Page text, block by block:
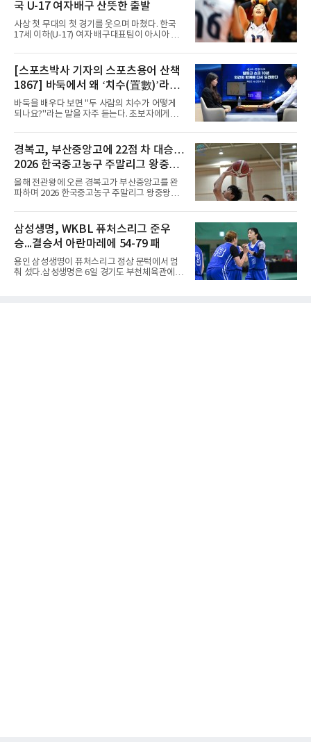
2021년이다. V리그 흥국생명 소속이던 당시 중
학교 시절 학교 폭력을 행사했다는 폭로가 나오
면서 한국 배구계를 등졌다.이재영의 해외 여정
은 순탄치 않았다. 2021년 말 그리스 PAOK 테
리그 빅토리아 히메지에 합류했다가 지난 5월
팀을 떠났다.이다영은 더 많은 무대를
국 U-17 여자배구 산뜻한 출발
사상 첫 무대의 첫 경기를 웃으며 마쳤다. 한국
17세 이하(U-17) 여자 배구대표팀이 아시아 챔
전을 승리로 장식했다.이승여 감독이 이끄는 한
국은 7일(한국시간) 칠레 로스 안데스의 리세오
믹스토 체육관에서 열린 2026 국제배구연맹
(FIVB) U-17 여자 세계선수권대회 조별리그 D조
1차전에서 푸에르토리코를 3-1(25-10 25-23
19-25 26-24)로 이겼다.승리의 중심에는 '리틀
김연경'으로 불리는 아웃사이드 히터 손서연(선
다. 장수인이 11점, 최민주가 8점, 어민서가 7점
으로 힘을 보탰다.승점 3을 챙긴 한
[스포츠박사 기자의 스포츠용어 산책
1867] 바둑에서 왜 ‘치수(置數)’라고
말할까
바둑을 배우다 보면 "두 사람의 치수가 어떻게
되나요?"라는 말을 자주 듣는다. 초보자에게는
'둘 치(置)'와 '셀 수(數)'를 쓴다. '돌을 놓는 수'라
는 의미이다. 두 사람이 대등하게 승부할 수 있도
록 약한 쪽에게 미리 흑돌을 놓아주는 개수를 가
리킨다. 오늘날의 접바둑에서 말하는 '두 점', '세
점'이 바로 치수다. (본 코너 1844회 ‘왜 '접바
둑'이라 말할까’ 참조)일본어에서도 같은 한자를
사용한다. 일본에서는 ‘置き石(오키이시, 놓는
우)’라는 용례도 문헌에서 확인된다. 다만 현대
일본
경복고, 부산중앙고에 22점 차 대승…
2026 한국중고농구 주말리그 왕중왕
전 첫 승 신고
올해 전관왕에 오른 경복고가 부산중앙고를 완
파하며 2026 한국중고농구 주말리그 왕중왕전
해남 우슬체육관에서 열린 대회 남고부 예선리
그 H조 1차전에서 부산중앙고를 98-76으로 제
압했다. 박지오가 26점, 김호원이 22점, 정우진
이 19점을 올리는 등 삼각편대의 고른 활약이 승
리를 이끌었다.경복고는 경기 초반부터 박지오
와 김호원의 내·외곽포가 고르게 터지며 주도권
을 잡았다. 전반을 40-34로 앞선 경복고는 후반
삼성생명, WKBL 퓨처스리그 준우
승...결승서 아란마레에 54-79 패
용인 삼성생명이 퓨처스리그 정상 문턱에서 멈
춰 섰다.삼성생명은 6일 경기도 부천체육관에서